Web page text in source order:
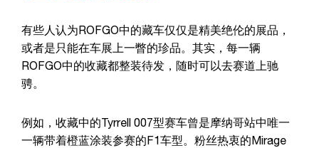
有些人认为ROFGO中的藏车仅仅是精美绝伦的展品，
或者是只能在车展上一瞥的珍品。其实，每一辆
ROFGO中的收藏都整装待发，随时可以去赛道上驰
骋。
例如，收藏中的Tyrrell 007型赛车曾是摩纳哥站中唯一
一辆带着橙蓝涂装参赛的F1车型。粉丝热衷的Mirage